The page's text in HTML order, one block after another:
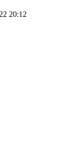
20:12